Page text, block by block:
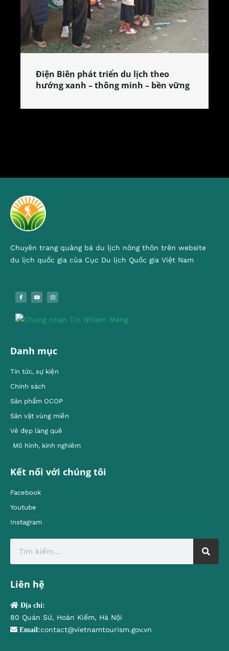
Làng làm bánh tẻ Phú Nhi – nơi lan
tỏa đặc sản xứ Đoài
Chuyên trang quảng bá du lịch nông thôn trên website
du lịch quốc gia của Cục Du lịch Quốc gia Việt Nam
Danh mục
Tin tức, sự kiện
Chính sách
Sản phẩm OCOP
Sản vật vùng miền
Vẻ đẹp làng quê
Mô hình, kinh nghiêm
Kết nối với chúng tôi
Facebook
Youtube
Instagram
Liên hệ
Địa chỉ:
80 Quán Sứ, Hoàn Kiếm, Hà Nội
Email:contact@vietnamtourism.gov.vn